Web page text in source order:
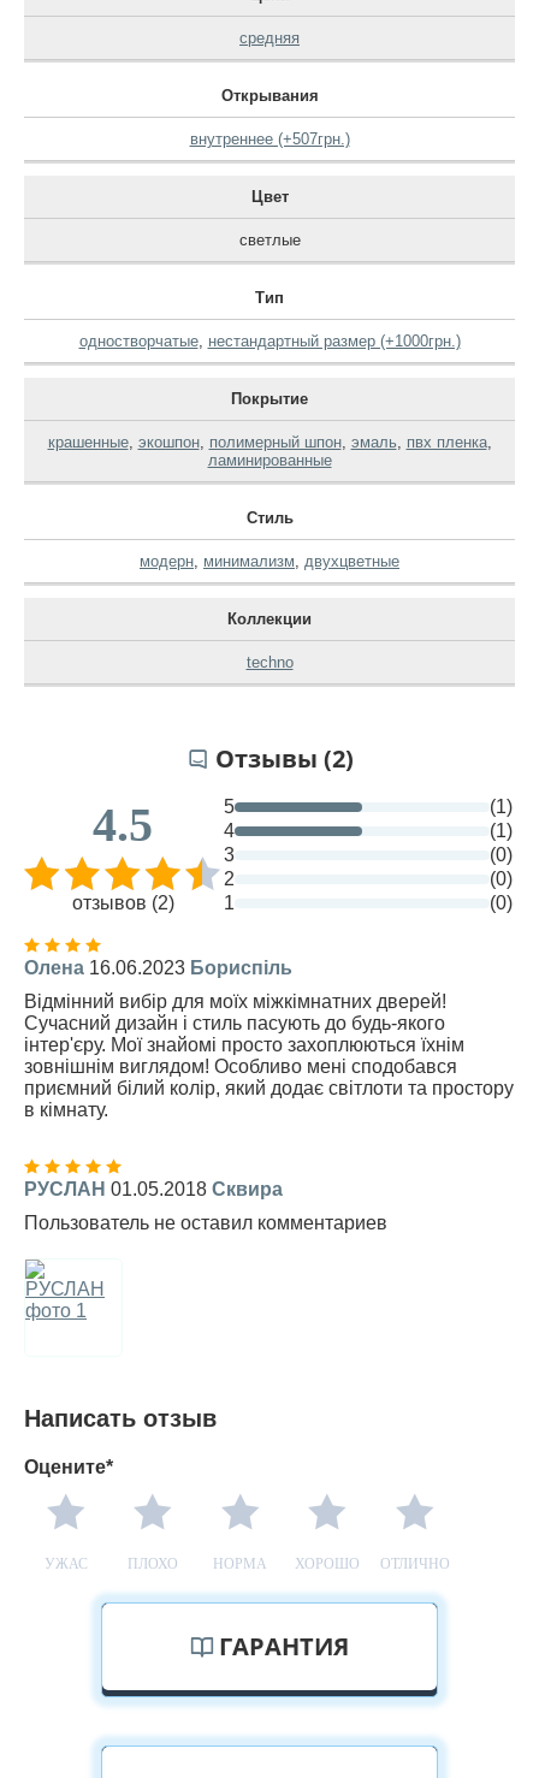
средняя
Открывания
внутреннее (+507грн.)
Цвет
светлые
Тип
одностворчатые, нестандартный размер (+1000грн.)
Покрытие
крашенные, экошпон, полимерный шпон, эмаль, пвх пленка,
ламинированные
Стиль
модерн, минимализм, двухцветные
Коллекции
techno
Отзывы (2)
4.5
отзывов (2)
5
(1)
4
(1)
3
(0)
2
(0)
1
(0)
Олена 16.06.2023 Бориспіль
Відмінний вибір для моїх міжкімнатних дверей!
Сучасний дизайн і стиль пасують до будь-якого
інтер'єру. Мої знайомі просто захоплюються їхнім
зовнішнім виглядом! Особливо мені сподобався
приємний білий колір, який додає світлоти та простору
в кімнату.
РУСЛАН 01.05.2018 Сквира
Пользователь не оставил комментариев
Написать отзыв
Оцените*
УЖАС ПЛОХО НОРМА ХОРОШО ОТЛИЧНО
ГАРАНТИЯ